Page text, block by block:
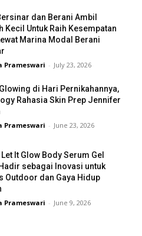
dan Berani Ambil
Kecil Untuk Raih Kesempatan
Marina Modal Berani
Prameswari - July 23, 2026
di Hari Pernikahannya,
Rahasia Skin Prep Jennifer
Prameswari - June 23, 2026
It Glow Body Serum Gel
sebagai Inovasi untuk
Outdoor dan Gaya Hidup
Prameswari - June 9, 2026